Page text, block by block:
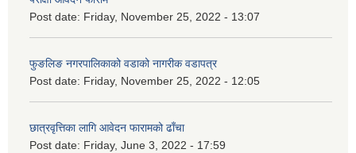
Post date: Friday, November 25, 2022 - 13:07
फुङलिङ नगरपालिकाको वडाको नागरीक वडापत्र
Post date: Friday, November 25, 2022 - 12:05
छात्रवृत्तिका लागि आवेदन फारामको ढाँचा
Post date: Friday, June 3, 2022 - 17:59